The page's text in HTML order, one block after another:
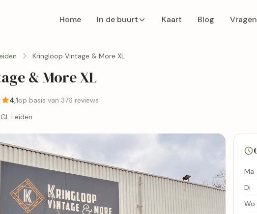
Home In de buurt Kaart Blog
Kringloop Vintage & More XL
& More XL
4,1op basis van 376 reviews
Leiden
Ma
Di
Wo